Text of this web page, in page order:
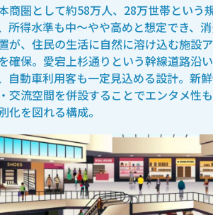
商圏として約58万人、28万世帯という
所得水準も中〜やや高めと想定でき、
が、住民の生活に自然に溶け込む施設
確保。愛宕上杉通りという幹線道路沿
自動車利用客も一定見込める設計。新
交流空間を併設することでエンタメ性
化を図れる構成。